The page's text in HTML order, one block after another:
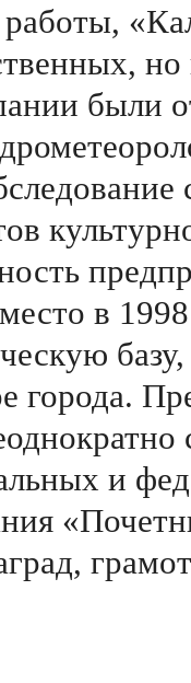
работы,
были
в
города.
и